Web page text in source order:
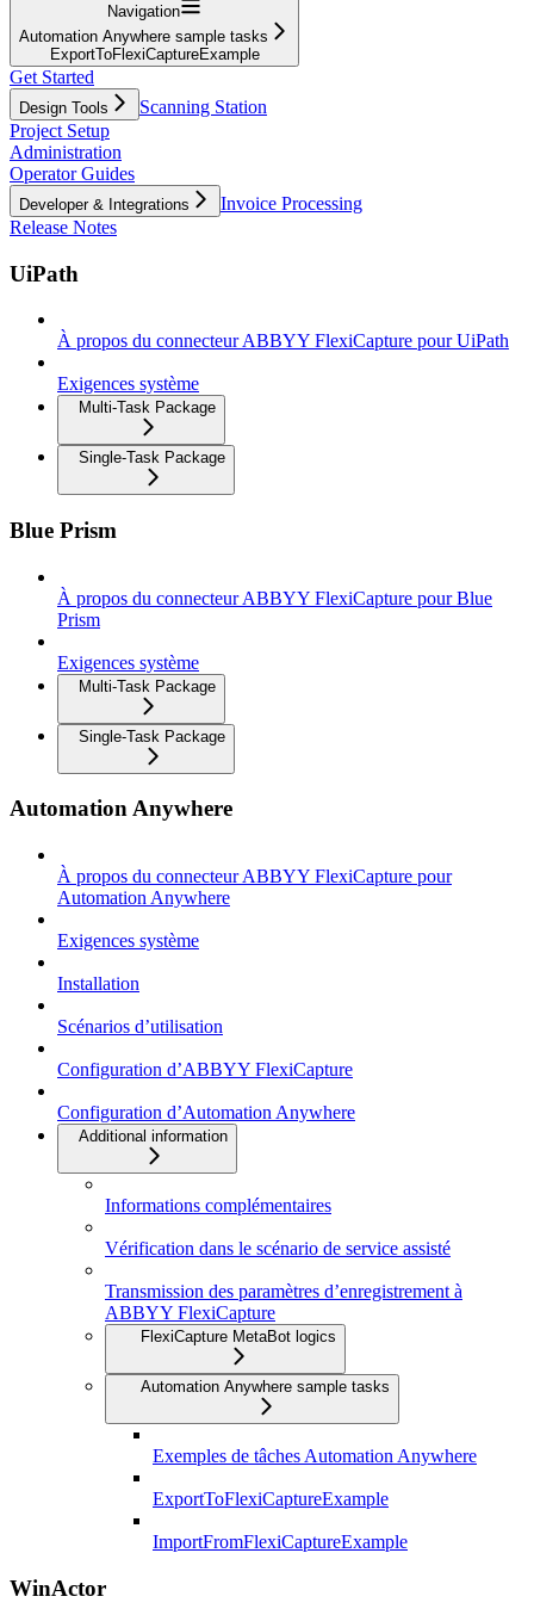
Navigation
Automation Anywhere sample tasks
ExportToFlexiCaptureExample
Get Started
Design Tools
Scanning Station
Project Setup
Administration
Operator Guides
Developer & Integrations
Invoice Processing
Release Notes
UiPath
À propos du connecteur ABBYY FlexiCapture pour UiPath
Exigences système
Multi-Task Package
Single-Task Package
Blue Prism
À propos du connecteur ABBYY FlexiCapture pour Blue
Prism
Exigences système
Multi-Task Package
Single-Task Package
Automation Anywhere
À propos du connecteur ABBYY FlexiCapture pour
Automation Anywhere
Exigences système
Installation
Scénarios d’utilisation
Configuration d’ABBYY FlexiCapture
Configuration d’Automation Anywhere
Additional information
Informations complémentaires
Vérification dans le scénario de service assisté
Transmission des paramètres d’enregistrement à
ABBYY FlexiCapture
FlexiCapture MetaBot logics
Automation Anywhere sample tasks
Exemples de tâches Automation Anywhere
ExportToFlexiCaptureExample
ImportFromFlexiCaptureExample
WinActor